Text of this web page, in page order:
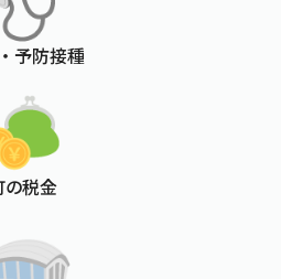
予防接種
の税金